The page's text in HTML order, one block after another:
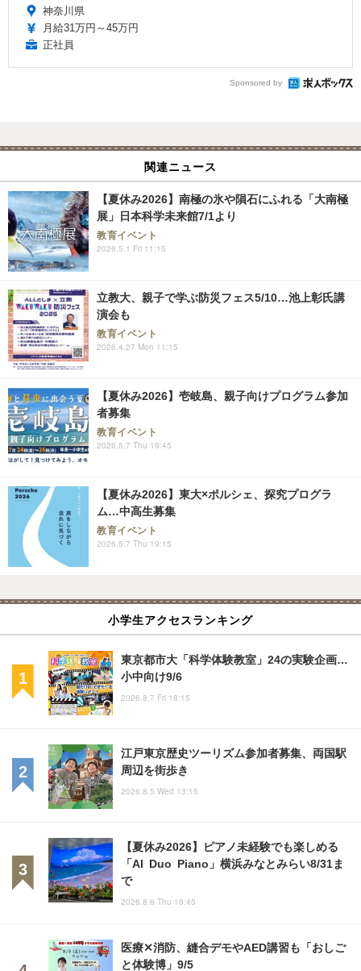
神奈川県
月給31万円～45万円
正社員
Sponsored by
関連ニュース
【夏休み2026】南極の氷や隕石にふれる「大南極
展」日本科学未来館7/1より
教育イベント
2026.5.1 Fri 11:15
立教大、親子で学ぶ防災フェス5/10…池上彰氏講
演会も
教育イベント
2026.4.27 Mon 11:15
【夏休み2026】壱岐島、親子向けプログラム参加
者募集
教育イベント
2026.5.7 Thu 19:45
【夏休み2026】東大×ポルシェ、探究プログラ
ム…中高生募集
教育イベント
2026.5.7 Thu 19:15
小学生アクセスランキング
東京都市大「科学体験教室」24の実験企画…
小中向け9/6
2026.8.7 Fri 18:15
江戸東京歴史ツーリズム参加者募集、両国駅
周辺を街歩き
2026.8.5 Wed 13:15
【夏休み2026】ピアノ未経験でも楽しめる
「AI Duo Piano」横浜みなとみらい8/31ま
で
2026.8.6 Thu 19:45
医療✕消防、縫合デモやAED講習も「おしご
と体験博」9/5